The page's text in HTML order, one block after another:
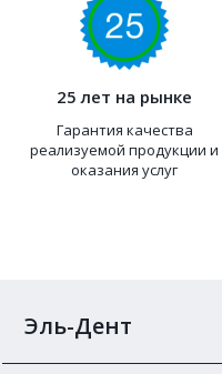
25 лет на рынке
Гарантия качества
реализуемой продукции и
оказания услуг
Эль-Дент